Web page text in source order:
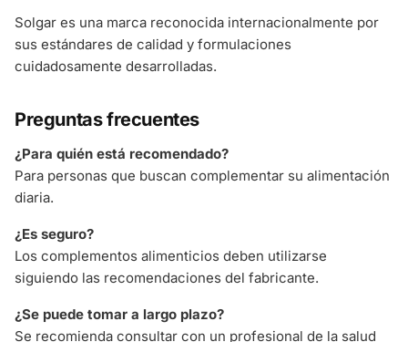
Solgar es una marca reconocida internacionalmente por
sus estándares de calidad y formulaciones
cuidadosamente desarrolladas.
Preguntas frecuentes
¿Para quién está recomendado?
Para personas que buscan complementar su alimentación
diaria.
¿Es seguro?
Los complementos alimenticios deben utilizarse
siguiendo las recomendaciones del fabricante.
¿Se puede tomar a largo plazo?
Se recomienda consultar con un profesional de la salud